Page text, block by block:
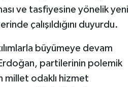
ve tasfiyesine yönelik yeni
çalışıldığını duyurdu.
büyümeye devam
partilerinin polemik
millet odaklı hizmet